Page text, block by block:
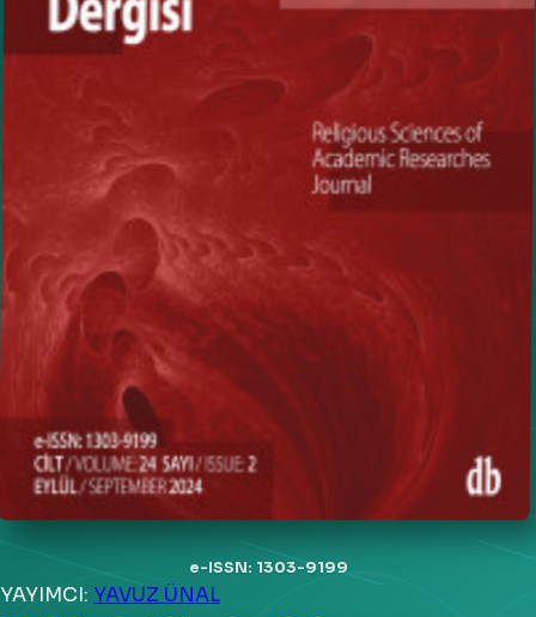
e-ISSN: 1303-9199
YAYIMCI: YAVUZ ÜNAL